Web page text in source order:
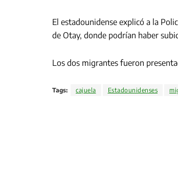
El estadounidense explicó a la
de Otay, donde podrían haber
Los dos migrantes fueron
Tags: cajuela Estadounidenses